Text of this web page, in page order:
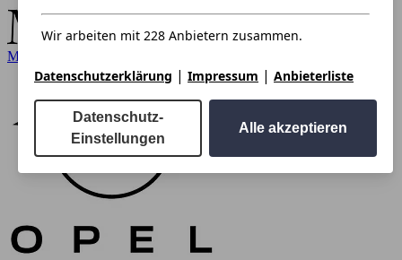
Mercedes-Benz
Wir arbeiten mit 228 Anbietern zusammen.
Datenschutzerklärung | Impressum | Anbieterliste
Datenschutz-
Einstellungen
Alle akzeptieren